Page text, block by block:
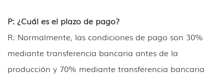
P: ¿Cuál es el plazo de pago?
R: Normalmente, las condiciones de pago son 30%
mediante transferencia bancaria antes de la
producción y 70% mediante transferencia bancaria